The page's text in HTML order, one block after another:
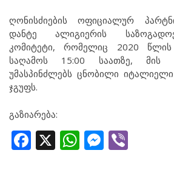
ღონისძიების ოფიციალურ
დანტე ალიგიერის
კომიტეტი, რომელიც 2020
საღამოს 15:00 საათზე, მის
უმასპინძლებს ცნობილი
ჯგუფს.
გაზიარება:
Facebook
X WhatsApp